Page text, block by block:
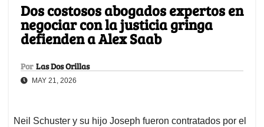
Dos costosos abogados expertos en
negociar con la justicia gringa
defienden a Alex Saab
Por Las Dos Orillas
MAY 21, 2026
Neil Schuster y su hijo Joseph fueron contratados por el